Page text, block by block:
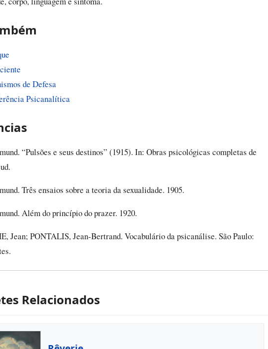
de Defesa
Psicanalítica
“Pulsões e seus destinos” (1915). In: Obras psicológicas completas de
Três ensaios sobre a teoria da sexualidade. 1905.
Além do princípio do prazer. 1920.
Jean; PONTALIS, Jean-Bertrand. Vocabulário da psicanálise. São Paulo:
Relacionados